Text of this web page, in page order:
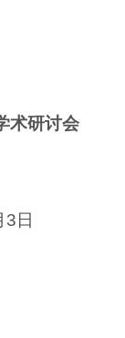
术研讨会
日